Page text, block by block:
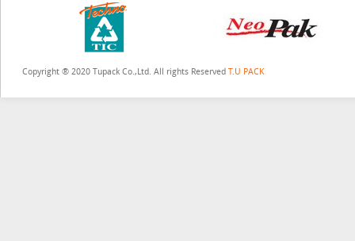
Copyright ® 2020 Tupack Co.,Ltd. All rights Reserved T.U PACK